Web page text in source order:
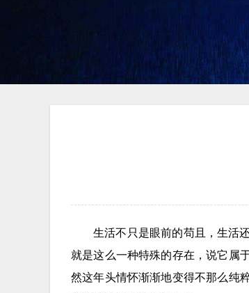
生活不只是眼前的苟且，生活
就是这么一种特殊的存在，说它属
然这年头情怀渐渐地变得不那么纯